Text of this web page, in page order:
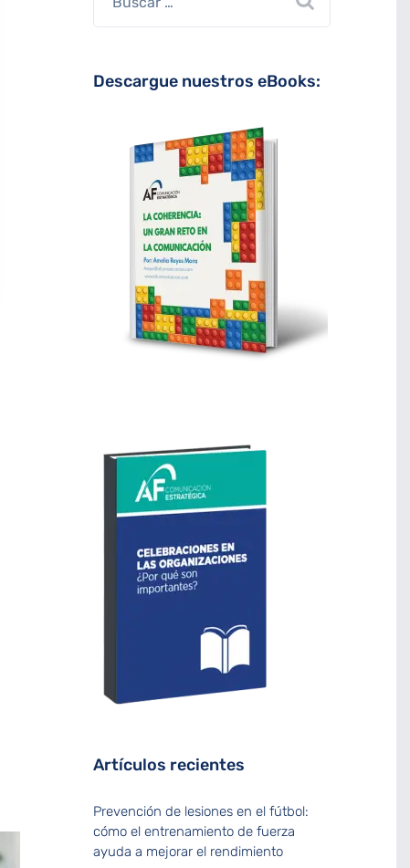
Descargue nuestros eBooks:
Artículos recientes
Prevención de lesiones en el fútbol:
cómo el entrenamiento de fuerza
ayuda a mejorar el rendimiento